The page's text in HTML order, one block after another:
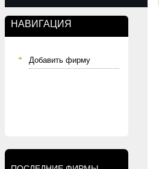
НАВИГАЦИЯ
Добавить фирму